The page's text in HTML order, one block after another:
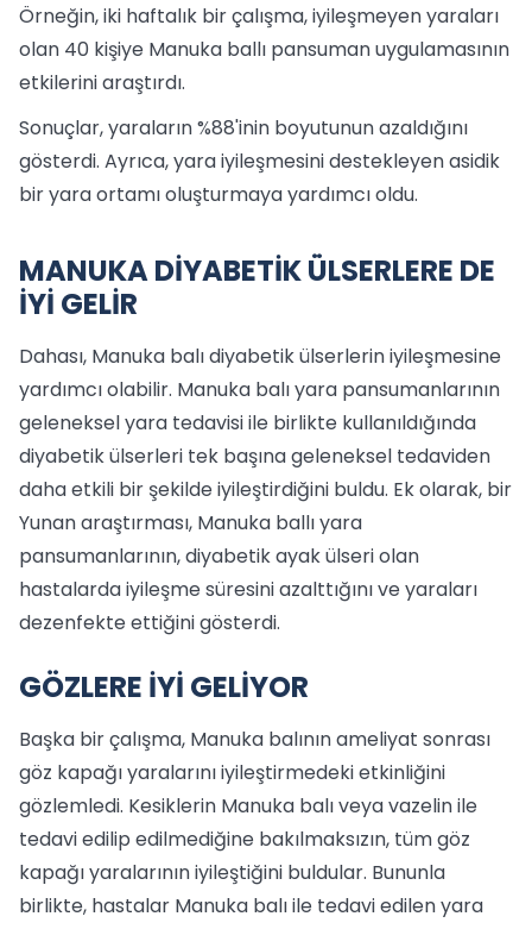
Örneğin, iki haftalık bir çalışma, iyileşmeyen yaraları
olan 40 kişiye Manuka ballı pansuman uygulamasının
etkilerini araştırdı.
Sonuçlar, yaraların %88'inin boyutunun azaldığını
gösterdi. Ayrıca, yara iyileşmesini destekleyen asidik
bir yara ortamı oluşturmaya yardımcı oldu.
MANUKA DİYABETİK ÜLSERLERE DE
İYİ GELİR
Dahası, Manuka balı diyabetik ülserlerin iyileşmesine
yardımcı olabilir. Manuka balı yara pansumanlarının
geleneksel yara tedavisi ile birlikte kullanıldığında
diyabetik ülserleri tek başına geleneksel tedaviden
daha etkili bir şekilde iyileştirdiğini buldu. Ek olarak, bir
Yunan araştırması, Manuka ballı yara
pansumanlarının, diyabetik ayak ülseri olan
hastalarda iyileşme süresini azalttığını ve yaraları
dezenfekte ettiğini gösterdi.
GÖZLERE İYİ GELİYOR
Başka bir çalışma, Manuka balının ameliyat sonrası
göz kapağı yaralarını iyileştirmedeki etkinliğini
gözlemledi. Kesiklerin Manuka balı veya vazelin ile
tedavi edilip edilmediğine bakılmaksızın, tüm göz
kapağı yaralarının iyileştiğini buldular. Bununla
birlikte, hastalar Manuka balı ile tedavi edilen yara